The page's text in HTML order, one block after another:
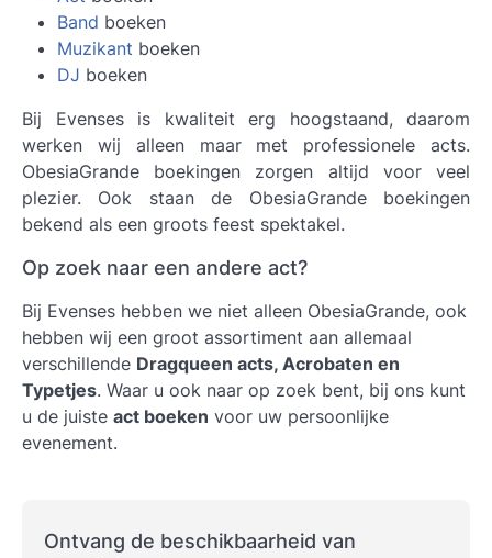
Band boeken
Muzikant boeken
DJ boeken
Bij Evenses is kwaliteit erg hoogstaand, daarom
werken wij alleen maar met professionele acts.
ObesiaGrande boekingen zorgen altijd voor veel
plezier. Ook staan de ObesiaGrande boekingen
bekend als een groots feest spektakel.
Op zoek naar een andere act?
Bij Evenses hebben we niet alleen ObesiaGrande, ook
hebben wij een groot assortiment aan allemaal
verschillende Dragqueen acts, Acrobaten en
Typetjes. Waar u ook naar op zoek bent, bij ons kunt
u de juiste act boeken voor uw persoonlijke
evenement.
Ontvang de beschikbaarheid van